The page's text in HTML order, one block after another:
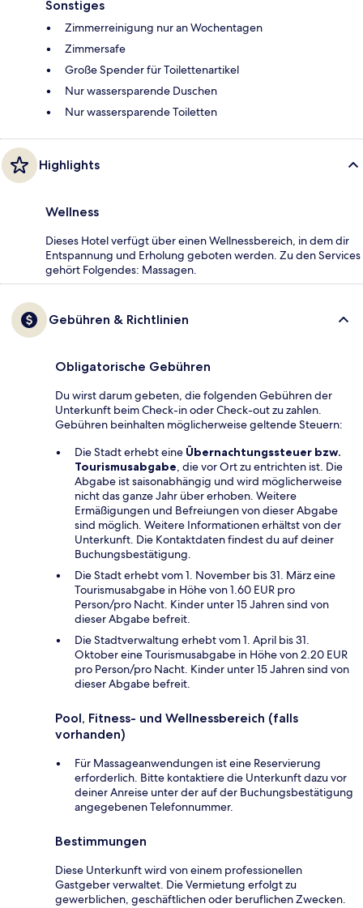
Sonstiges
Zimmerreinigung nur an Wochentagen
Zimmersafe
Große Spender für Toilettenartikel
Nur wassersparende Duschen
Nur wassersparende Toiletten
Highlights
Wellness
Dieses Hotel verfügt über einen Wellnessbereich, in dem dir
Entspannung und Erholung geboten werden. Zu den Services
gehört Folgendes: Massagen.
Gebühren & Richtlinien
Obligatorische Gebühren
Du wirst darum gebeten, die folgenden Gebühren der
Unterkunft beim Check-in oder Check-out zu zahlen.
Gebühren beinhalten möglicherweise geltende Steuern:
Die Stadt erhebt eine Übernachtungssteuer bzw.
Tourismusabgabe, die vor Ort zu entrichten ist. Die
Abgabe ist saisonabhängig und wird möglicherweise
nicht das ganze Jahr über erhoben. Weitere
Ermäßigungen und Befreiungen von dieser Abgabe
sind möglich. Weitere Informationen erhältst von der
Unterkunft. Die Kontaktdaten findest du auf deiner
Buchungsbestätigung.
Die Stadt erhebt vom 1. November bis 31. März eine
Tourismusabgabe in Höhe von 1.60 EUR pro
Person/pro Nacht. Kinder unter 15 Jahren sind von
dieser Abgabe befreit.
Die Stadtverwaltung erhebt vom 1. April bis 31.
Oktober eine Tourismusabgabe in Höhe von 2.20 EUR
pro Person/pro Nacht. Kinder unter 15 Jahren sind von
dieser Abgabe befreit.
Pool, Fitness- und Wellnessbereich (falls
vorhanden)
Für Massageanwendungen ist eine Reservierung
erforderlich. Bitte kontaktiere die Unterkunft dazu vor
deiner Anreise unter der auf der Buchungsbestätigung
angegebenen Telefonnummer.
Bestimmungen
Diese Unterkunft wird von einem professionellen
Gastgeber verwaltet. Die Vermietung erfolgt zu
gewerblichen, geschäftlichen oder beruflichen Zwecken.